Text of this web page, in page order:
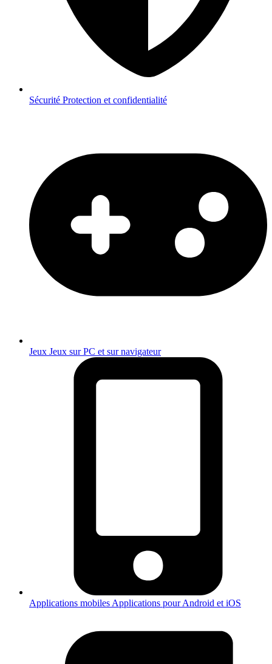
Sécurité Protection et confidentialité
Jeux Jeux sur PC et sur navigateur
Applications mobiles Applications pour Android et iOS